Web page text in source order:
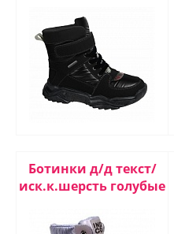
Ботинки д/д текст/
иск.к.шерсть голубые